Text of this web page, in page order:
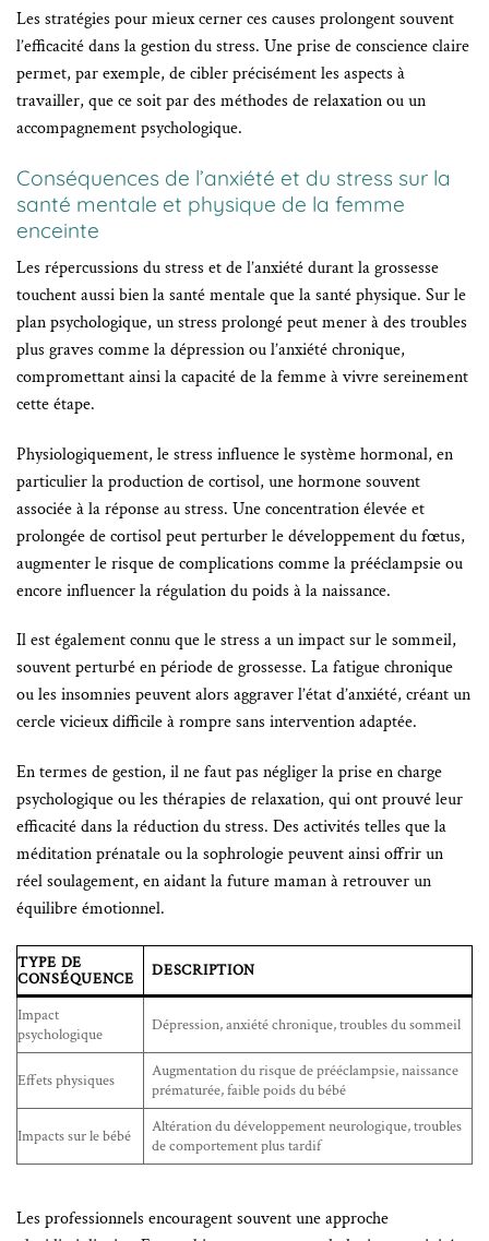
Les stratégies pour mieux cerner ces causes prolongent souvent
l’efficacité dans la gestion du stress. Une prise de conscience claire
permet, par exemple, de cibler précisément les aspects à
travailler, que ce soit par des méthodes de relaxation ou un
accompagnement psychologique.
Conséquences de l’anxiété et du stress sur la
santé mentale et physique de la femme
enceinte
Les répercussions du stress et de l’anxiété durant la grossesse
touchent aussi bien la santé mentale que la santé physique. Sur le
plan psychologique, un stress prolongé peut mener à des troubles
plus graves comme la dépression ou l’anxiété chronique,
compromettant ainsi la capacité de la femme à vivre sereinement
cette étape.
Physiologiquement, le stress influence le système hormonal, en
particulier la production de cortisol, une hormone souvent
associée à la réponse au stress. Une concentration élevée et
prolongée de cortisol peut perturber le développement du fœtus,
augmenter le risque de complications comme la prééclampsie ou
encore influencer la régulation du poids à la naissance.
Il est également connu que le stress a un impact sur le sommeil,
souvent perturbé en période de grossesse. La fatigue chronique
ou les insomnies peuvent alors aggraver l’état d’anxiété, créant un
cercle vicieux difficile à rompre sans intervention adaptée.
En termes de gestion, il ne faut pas négliger la prise en charge
psychologique ou les thérapies de relaxation, qui ont prouvé leur
efficacité dans la réduction du stress. Des activités telles que la
méditation prénatale ou la sophrologie peuvent ainsi offrir un
réel soulagement, en aidant la future maman à retrouver un
équilibre émotionnel.
TYPE DE
CONSÉQUENCE DESCRIPTION
Impact
psychologique
Dépression, anxiété chronique, troubles du sommeil
Effets physiques
Augmentation du risque de prééclampsie, naissance
prématurée, faible poids du bébé
Impacts sur le bébé
Altération du développement neurologique, troubles
de comportement plus tardif
Les professionnels encouragent souvent une approche